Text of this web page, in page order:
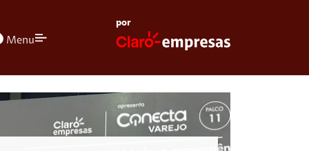
Menu
por